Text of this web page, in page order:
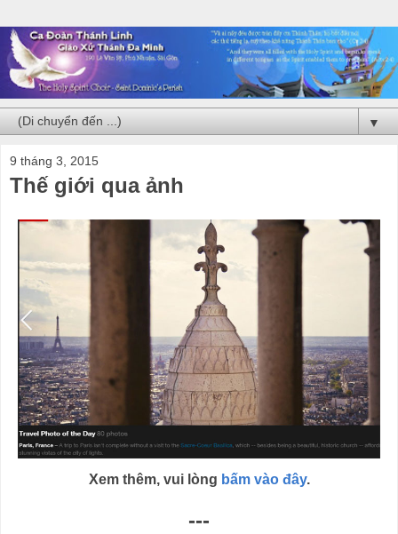
▼
9 tháng 3, 2015
Thế giới qua ảnh
Xem thêm, vui lòng bấm vào đây.
---